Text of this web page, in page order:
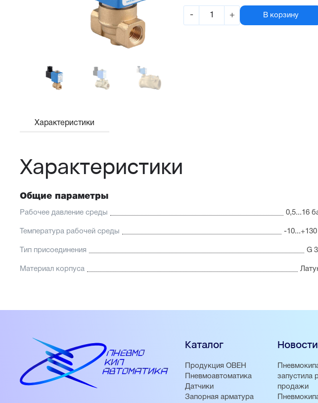
- + В корзину
Характеристики
Характеристики
Общие параметры
Рабочее давление среды 0,5...16
Температура рабочей среды -
Тип присоединения G
Материал корпуса
Каталог
Продукция ОВЕН
Пневмоавтоматика
Датчики
Запорная арматура
Новости
запустила
продажи